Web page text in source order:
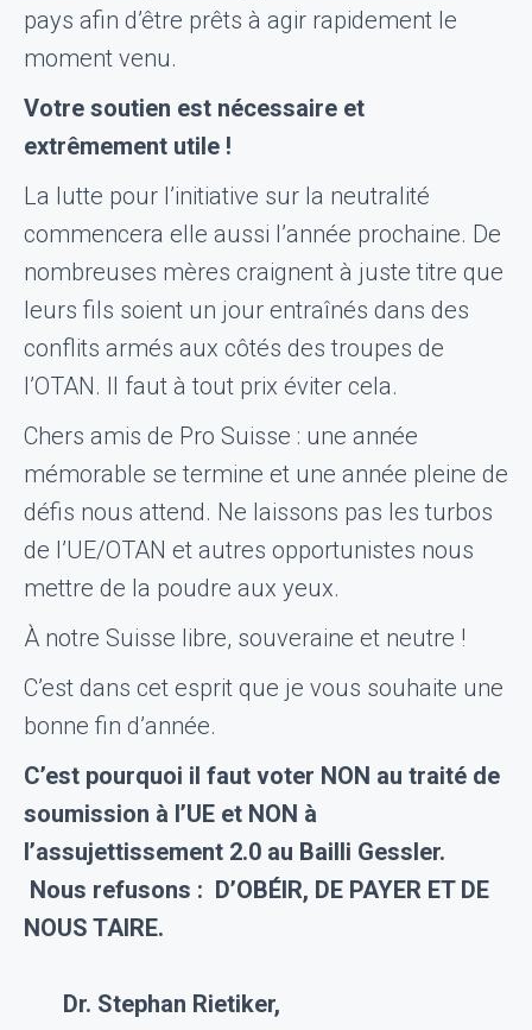
pays afin d’être prêts à agir rapidement le
moment venu.
Votre soutien est nécessaire et
extrêmement utile !
La lutte pour l’initiative sur la neutralité
commencera elle aussi l’année prochaine. De
nombreuses mères craignent à juste titre que
leurs fils soient un jour entraînés dans des
conflits armés aux côtés des troupes de
l’OTAN. Il faut à tout prix éviter cela.
Chers amis de Pro Suisse : une année
mémorable se termine et une année pleine de
défis nous attend. Ne laissons pas les turbos
de l’UE/OTAN et autres opportunistes nous
mettre de la poudre aux yeux.
À notre Suisse libre, souveraine et neutre !
C’est dans cet esprit que je vous souhaite une
bonne fin d’année.
C’est pourquoi il faut voter NON au traité de
soumission à l’UE et NON à
l’assujettissement 2.0 au Bailli Gessler.
Nous refusons : D’OBÉIR, DE PAYER ET DE
NOUS TAIRE.
Dr. Stephan Rietiker,